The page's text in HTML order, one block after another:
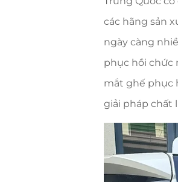
các hãng sản
ngày càng
phục hồi chức
mắt ghế phục
giải pháp chất